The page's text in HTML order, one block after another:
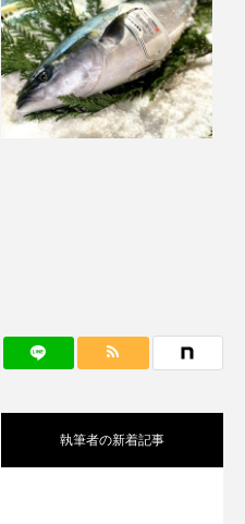
アカカサゴ
アカハタ
アクアリウム
アメリカザリガニ
イカナゴ イクラ
執筆者の新着記事